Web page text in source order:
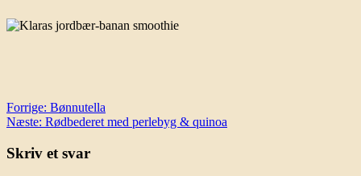
Indlægsnavigation
Forrige: Bønnutella
Næste: Rødbederet med perlebyg & quinoa
Skriv et svar